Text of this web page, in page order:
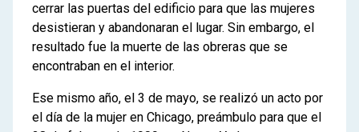
cerrar las puertas del edificio para que las mujeres
desistieran y abandonaran el lugar. Sin embargo, el
resultado fue la muerte de las obreras que se
encontraban en el interior.
Ese mismo año, el 3 de mayo, se realizó un acto por
el día de la mujer en Chicago, preámbulo para que el